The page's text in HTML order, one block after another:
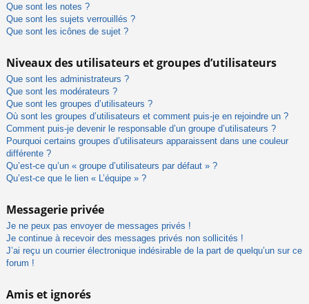
Que sont les notes ?
Que sont les sujets verrouillés ?
Que sont les icônes de sujet ?
Niveaux des utilisateurs et groupes d’utilisateurs
Que sont les administrateurs ?
Que sont les modérateurs ?
Que sont les groupes d’utilisateurs ?
Où sont les groupes d’utilisateurs et comment puis-je en rejoindre un ?
Comment puis-je devenir le responsable d’un groupe d’utilisateurs ?
Pourquoi certains groupes d’utilisateurs apparaissent dans une couleur
différente ?
Qu’est-ce qu’un « groupe d’utilisateurs par défaut » ?
Qu’est-ce que le lien « L’équipe » ?
Messagerie privée
Je ne peux pas envoyer de messages privés !
Je continue à recevoir des messages privés non sollicités !
J’ai reçu un courrier électronique indésirable de la part de quelqu’un sur ce
forum !
Amis et ignorés